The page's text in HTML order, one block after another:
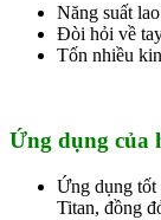
Năng suất
Đòi hỏi về
Tốn nhiều
Ứng dụng của
Ứng dụng tốt
Titan, đồng